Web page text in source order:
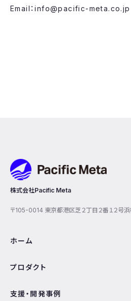
Email：info@pacific-
株式会社Pacific Meta
〒105-0014 東京都港区芝２丁目２番１２号浜
ホーム
プロダクト
支援・開発事例